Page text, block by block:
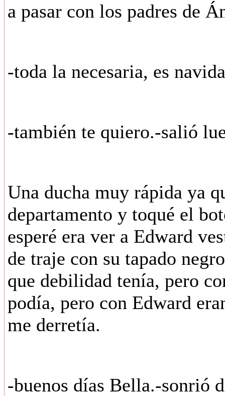
a pasar con los padres de
-toda la necesaria, es
-también te quiero.-salió
Una ducha muy rápida ya
departamento y toqué el
esperé era ver a Edward
de traje con su tapado
que debilidad tenía, pero
podía, pero con Edward
me derretía.
-buenos días Bella.-sonrió